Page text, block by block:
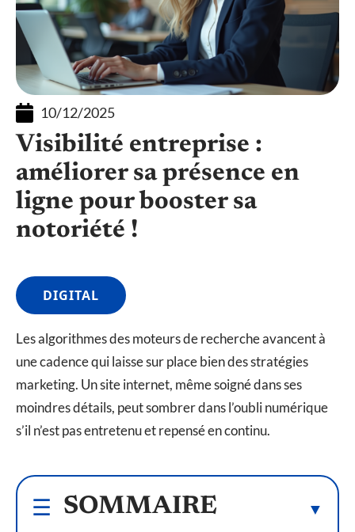
10/12/2025
Visibilité entreprise :
améliorer sa présence en
ligne pour booster sa
notoriété !
DIGITAL
Les algorithmes des moteurs de recherche avancent à
une cadence qui laisse sur place bien des stratégies
marketing. Un site internet, même soigné dans ses
moindres détails, peut sombrer dans l’oubli numérique
s’il n’est pas entretenu et repensé en continu.
SOMMAIRE